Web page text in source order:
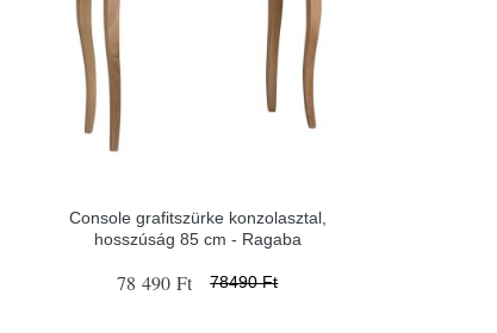
Console grafitszürke konzolasztal,
hosszúság 85 cm - Ragaba
78 490 Ft 78490 Ft